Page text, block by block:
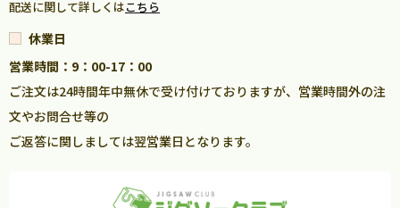
配送に関して詳しくはこちら
休業日
営業時間：9：00-17：00
ご注文は24時間年中無休で受け付けておりますが、営業時間外の注
文やお問合せ等の
ご返答に関しましては翌営業日となります。